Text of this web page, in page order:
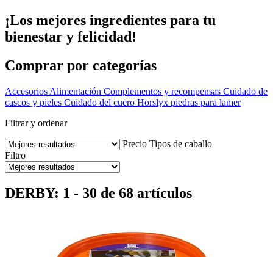
¡Los mejores ingredientes para tu
bienestar y felicidad!
Comprar por categorías
Accesorios Alimentación Complementos y recompensas Cuidado de
cascos y pieles Cuidado del cuero Horslyx piedras para lamer
Filtrar y ordenar
Precio Tipos de caballo
Filtro
DERBY: 1 - 30 de 68 artículos